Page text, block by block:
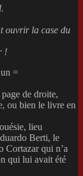
ouvrir la case du
!
=
de droite,
ou bien le livre en
lieu
Berti, le
Cortazar qui n’a
qui lui avait été